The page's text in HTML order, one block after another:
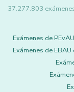
37.277.803
Exámenes de
Exámenes de